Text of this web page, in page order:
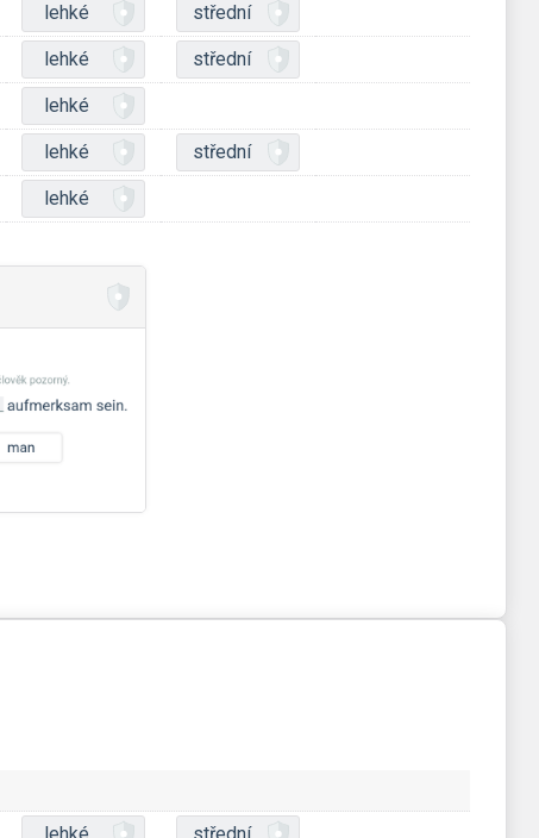
lehké střední
lehké střední
lehké
lehké střední
lehké